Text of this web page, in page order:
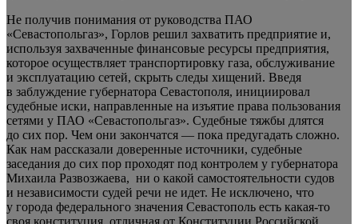
Не получив понимания от руководства ПАО
«Севастопольгаз», Горлов решил захватить предприятие и,
используя захваченные финансовые ресурсы предприятия,
которое осуществляет транспортировку газа, обслуживание
и эксплуатацию сетей, скрыть следы хищений. Введя
в заблуждение губернатора Севастополя, инициировал
судебные иски, направленные на изъятие права пользования
сетями у ПАО «Севастопольгаз». Судебные тяжбы длятся
до сих пор. Чем они закончатся — пока предугадать сложно.
Как нам рассказали доверенные источники, судебные
заседания до сих пор проходят под контролем у губернатора
Михаила Развозжаева, ни о какой самостоятельности судов
и независимости судей речи не идет. Не исключено, что
у города федерального значения Севастополь есть какая-то
своя конституция, отличная от Конституции Российской